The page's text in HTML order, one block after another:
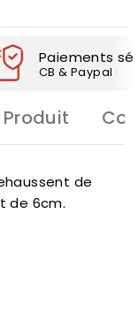
Paiements
CB & Paypal
de
de 6cm.